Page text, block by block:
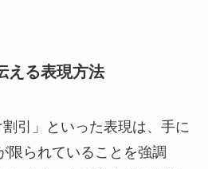
える表現方法
割引」といった表現は、手に
限られていることを強調